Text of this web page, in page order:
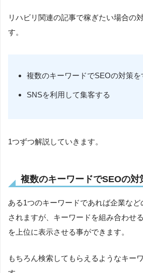
リハビリ関連の記事で稼ぎたい場合の
す。
複数のキーワードでSEOの対策を
SNSを利用して集客する
1つずつ解説していきます。
複数のキーワードでSEOの対
ある1つのキーワードであれば企業な
されますが、キーワードを組み合わせ
を上位に表示させる事ができます。
もちろん検索してもらえるようなキー